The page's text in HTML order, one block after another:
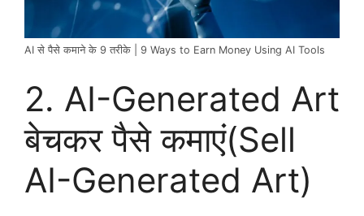
AI से पैसे कमाने के 9 तरीके | 9 Ways to Earn Money Using AI Tools
2. AI-Generated Art
बेचकर पैसे कमाएं(Sell
AI-Generated Art)